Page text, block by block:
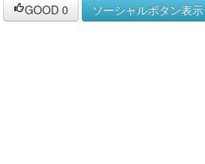
GOOD 0 ソーシャルボタン表示